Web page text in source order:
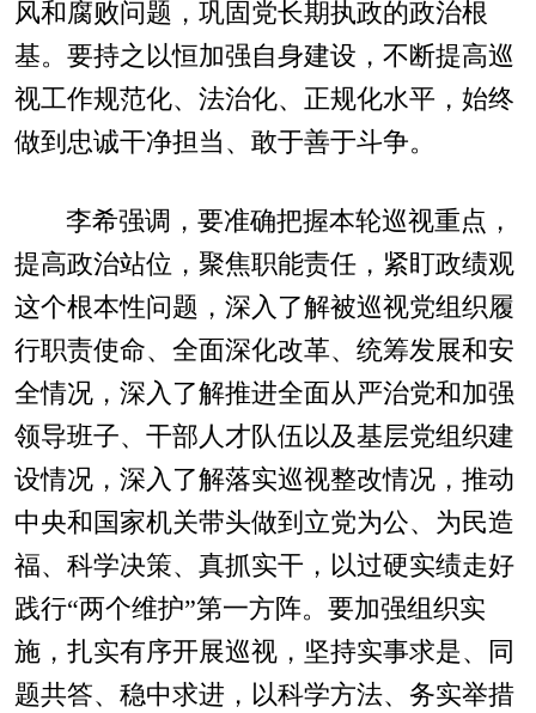
风和腐败问题，巩固党长期执政的政治根
基。要持之以恒加强自身建设，不断提高巡
视工作规范化、法治化、正规化水平，始终
做到忠诚干净担当、敢于善于斗争。
李希强调，要准确把握本轮巡视重点，
提高政治站位，聚焦职能责任，紧盯政绩观
这个根本性问题，深入了解被巡视党组织履
行职责使命、全面深化改革、统筹发展和安
全情况，深入了解推进全面从严治党和加强
领导班子、干部人才队伍以及基层党组织建
设情况，深入了解落实巡视整改情况，推动
中央和国家机关带头做到立党为公、为民造
福、科学决策、真抓实干，以过硬实绩走好
践行“两个维护”第一方阵。要加强组织实
施，扎实有序开展巡视，坚持实事求是、同
题共答、稳中求进，以科学方法、务实举措